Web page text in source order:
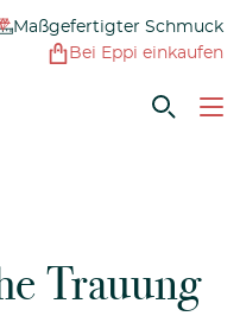
Maßgefertigter Schmuck
Bei Eppi einkaufen
Trauung